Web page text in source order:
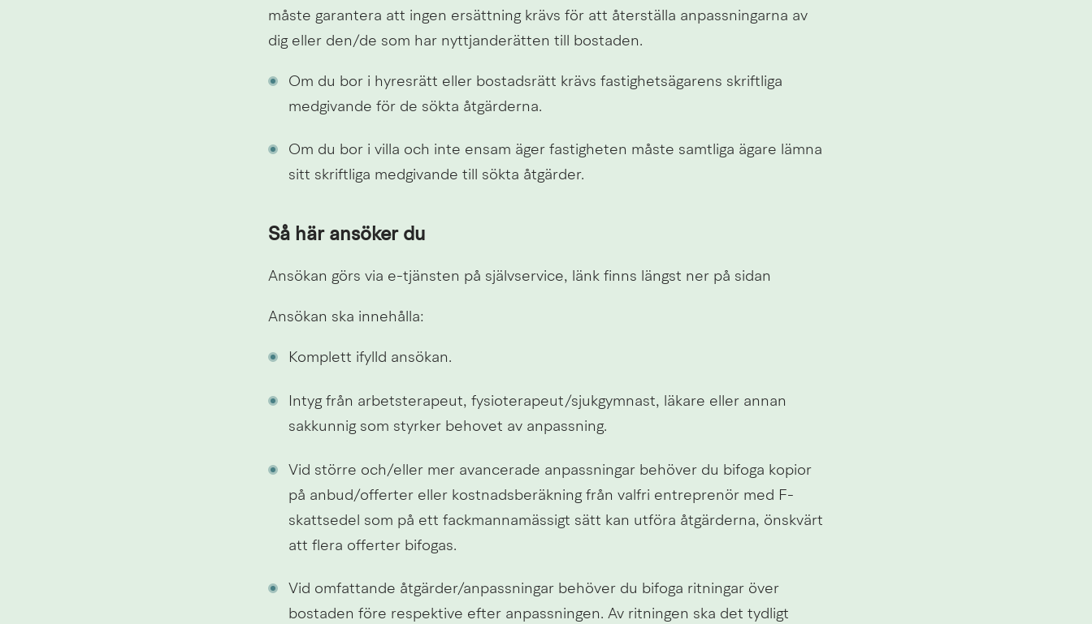
måste garantera att ingen ersättning krävs för att återställa anpassningarna av
dig eller den/de som har nyttjanderätten till bostaden.
Om du bor i hyresrätt eller bostadsrätt krävs fastighetsägarens skriftliga
medgivande för de sökta åtgärderna.
Om du bor i villa och inte ensam äger fastigheten måste samtliga ägare lämna
sitt skriftliga medgivande till sökta åtgärder.
Så här ansöker du
Ansökan görs via e-tjänsten på självservice, länk finns längst ner på sidan
Ansökan ska innehålla:
Komplett ifylld ansökan.
Intyg från arbetsterapeut, fysioterapeut/sjukgymnast, läkare eller annan
sakkunnig som styrker behovet av anpassning.
Vid större och/eller mer avancerade anpassningar behöver du bifoga kopior
på anbud/offerter eller kostnadsberäkning från valfri entreprenör med F-
skattsedel som på ett fackmannamässigt sätt kan utföra åtgärderna, önskvärt
att flera offerter bifogas.
Vid omfattande åtgärder/anpassningar behöver du bifoga ritningar över
bostaden före respektive efter anpassningen. Av ritningen ska det tydligt